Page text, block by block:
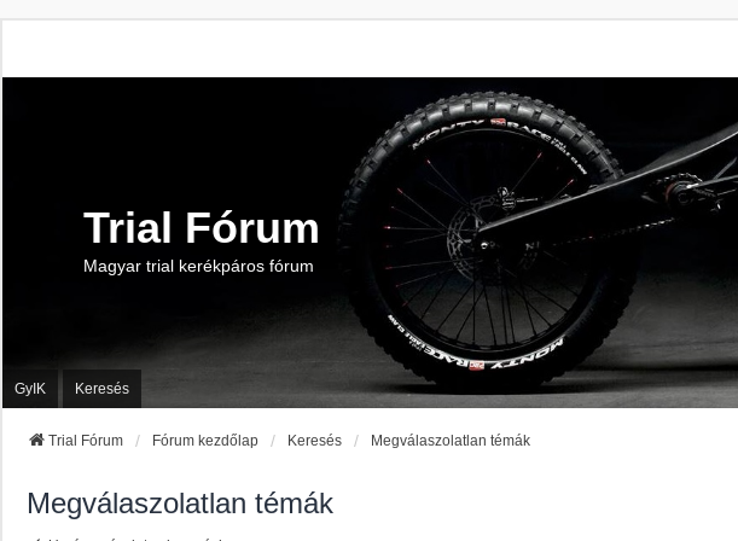
Trial Fórum
Magyar trial kerékpáros fórum
GyIK Keresés
Trial Fórum Fórum kezdőlap Keresés Megválaszolatlan témák
Megválaszolatlan témák